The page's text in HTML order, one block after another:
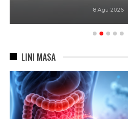
8 Agu 2026
LINI MASA